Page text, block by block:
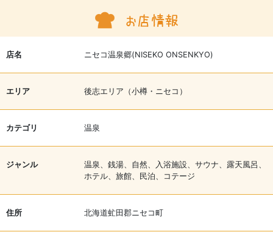
店名 ニセコ温泉郷(NISEKO ONSENKYO)
エリア 後志エリア（小樽・ニセコ）
カテゴリ 温泉
ジャンル
温泉、銭湯、自然、入浴施設、サウナ、露天風呂、
ホテル、旅館、民泊、コテージ
住所 北海道虻田郡ニセコ町